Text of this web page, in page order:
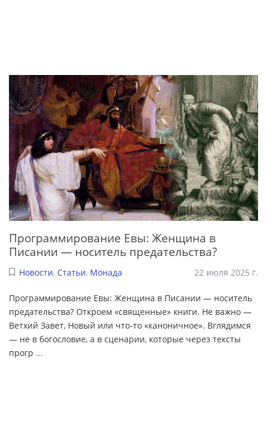
Программирование Евы: Женщина в
Писании — носитель предательства?
Новости, Статьи, Монада 22 июля 2025 г.
Программирование Евы: Женщина в Писании — носитель
предательства? Откроем «священные» книги. Не важно —
Ветхий Завет, Новый или что-то «каноничное». Вглядимся
— не в богословие, а в сценарии, которые через тексты
прогр ...